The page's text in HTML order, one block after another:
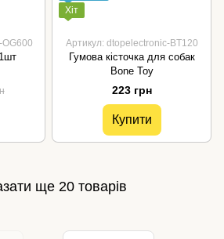
Хіт
Артикул: dtopelectronic-BT120
Гумова кісточка для собак
Bone Toy
223 грн
Купити
ще 20 товарів